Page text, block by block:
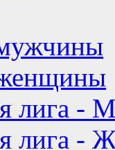
лига -
лига -